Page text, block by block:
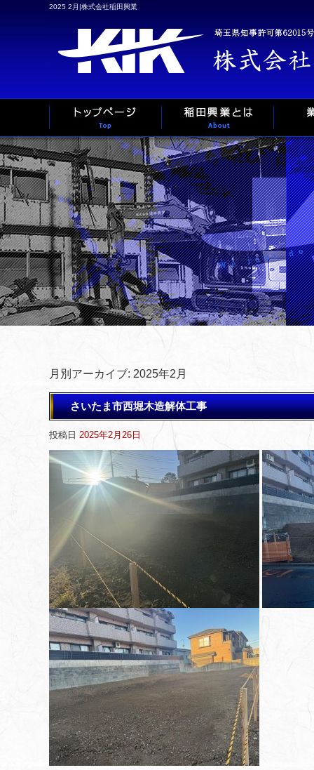
2025 2月|株式会社稲田興業
月別アーカイブ: 2025年2月
さいたま市西堀木造解体工事
投稿日 2025年2月26日